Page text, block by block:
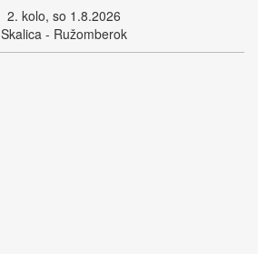
2. kolo, so 1.8.2026
Skalica - Ružomberok